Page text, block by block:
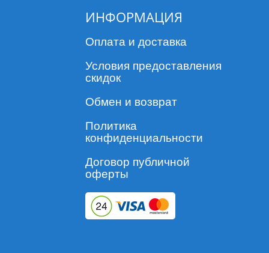
ИНФОРМАЦИЯ
Оплата и доставка
Условия предоставления
скидок
Обмен и возврат
Политика
конфиденциальности
Договор публичной
оферты